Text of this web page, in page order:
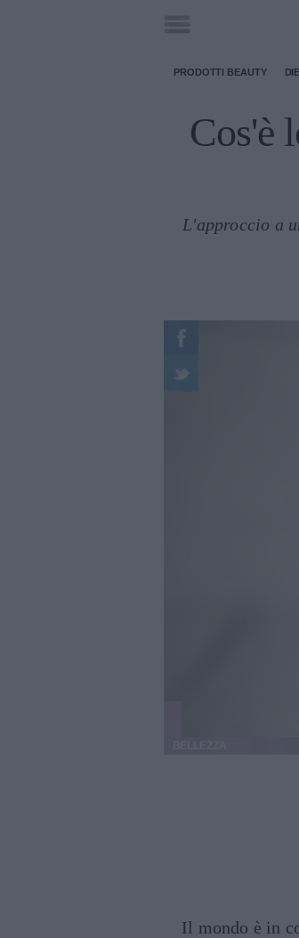
PRODOTTI BEAUTY
Cos'è
L'approccio a
Il mondo è in